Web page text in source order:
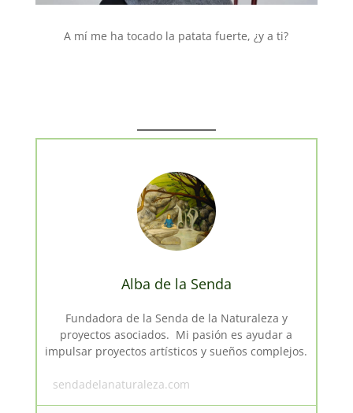
A mí me ha tocado la patata fuerte, ¿y a ti?
Alba de la Senda
Fundadora de la Senda de la Naturaleza y
proyectos asociados. Mi pasión es ayudar a
impulsar proyectos artísticos y sueños complejos.
sendadelanaturaleza.com